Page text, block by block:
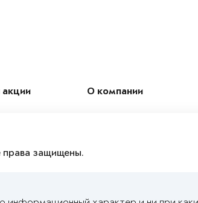
акции О компании
защищены.